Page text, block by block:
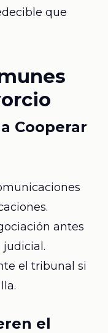
que
Cooperar
antes
el tribunal si
el